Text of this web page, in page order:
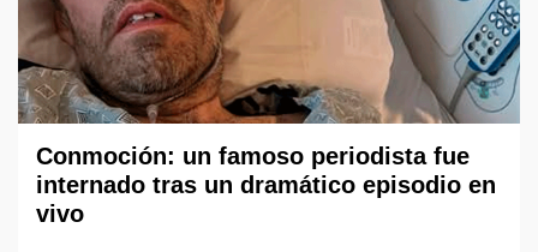
Conmoción: un famoso periodista fue
internado tras un dramático episodio en
vivo